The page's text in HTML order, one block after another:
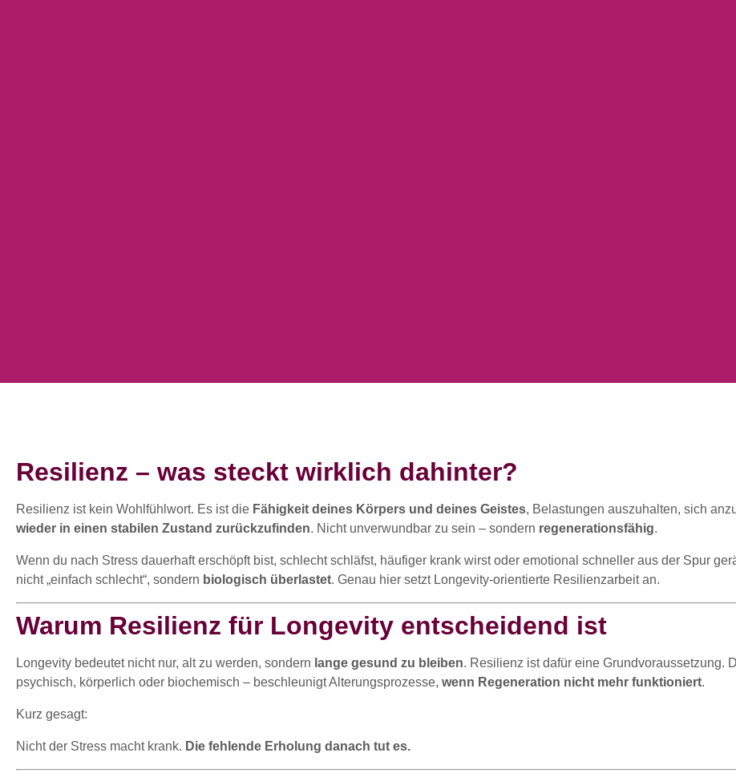
Resilienz – was steckt wirklich dahinter?
Resilienz ist kein Wohlfühlwort. Es ist die Fähigkeit deines Körpers und deines Geistes, Belastungen auszuhalten, sich
wieder in einen stabilen Zustand zurückzufinden. Nicht unverwundbar zu sein – sondern regenerationsfähig.
Wenn du nach Stress dauerhaft erschöpft bist, schlecht schläfst, häufiger krank wirst oder emotional schneller aus der Spur
nicht „einfach schlecht“, sondern biologisch überlastet. Genau hier setzt Longevity-orientierte Resilienzarbeit an.
Warum Resilienz für Longevity entscheidend ist
Longevity bedeutet nicht nur, alt zu werden, sondern lange gesund zu bleiben. Resilienz ist dafür eine Grundvoraussetzung.
psychisch, körperlich oder biochemisch – beschleunigt Alterungsprozesse, wenn Regeneration nicht mehr funktioniert.
Kurz gesagt:
Nicht der Stress macht krank. Die fehlende Erholung danach tut es.